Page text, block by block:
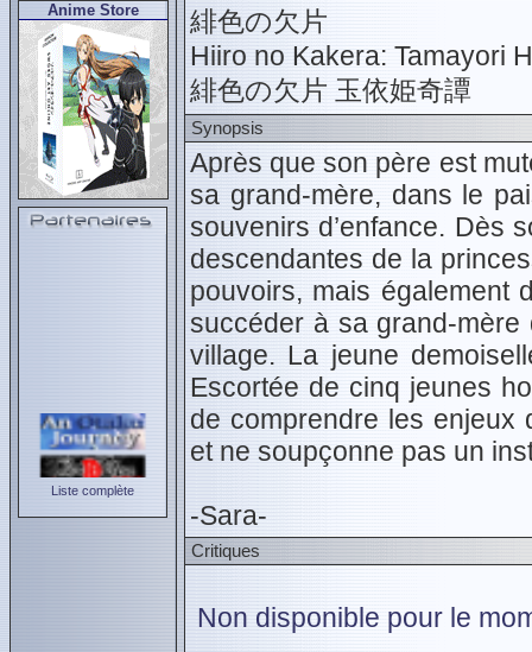
Anime Store
Liste complète
緋色の欠片
Hiiro no Kakera: Tamayori
緋色の欠片 玉依姫奇譚
Synopsis
Après que son père est
sa grand-mère, dans le
souvenirs d’enfance. Dès
descendantes de la
pouvoirs, mais également
succéder à sa grand-
village. La jeune
Escortée de cinq jeunes
de comprendre les enjeux
et ne soupçonne pas un
-Sara-
Critiques
Non disponible pour le